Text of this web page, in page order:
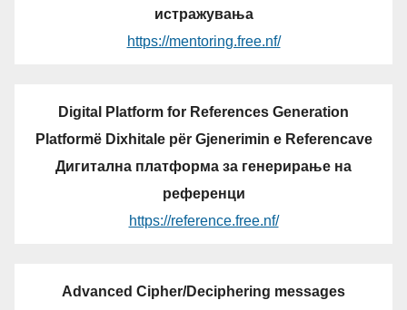
истражувања
https://mentoring.free.nf/
Digital Platform for References Generation
Platformë Dixhitale për Gjenerimin e Referencave
Дигитална платформа за генерирање на
референци
https://reference.free.nf/
Advanced Cipher/Deciphering messages